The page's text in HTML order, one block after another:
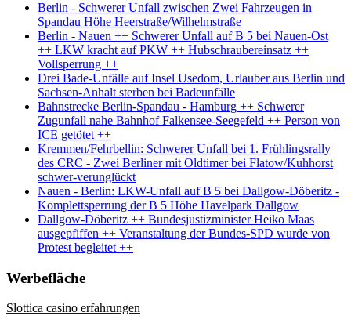
Berlin - Schwerer Unfall zwischen Zwei Fahrzeugen in
Spandau Höhe Heerstraße/Wilhelmstraße
Berlin - Nauen ++ Schwerer Unfall auf B 5 bei Nauen-Ost
++ LKW kracht auf PKW ++ Hubschraubereinsatz ++
Vollsperrung ++
Drei Bade-Unfälle auf Insel Usedom, Urlauber aus Berlin und
Sachsen-Anhalt sterben bei Badeunfälle
Bahnstrecke Berlin-Spandau - Hamburg ++ Schwerer
Zugunfall nahe Bahnhof Falkensee-Seegefeld ++ Person von
ICE getötet ++
Kremmen/Fehrbellin: Schwerer Unfall bei 1. Frühlingsrally
des CRC - Zwei Berliner mit Oldtimer bei Flatow/Kuhhorst
schwer-verunglückt
Nauen - Berlin: LKW-Unfall auf B 5 bei Dallgow-Döberitz -
Komplettsperrung der B 5 Höhe Havelpark Dallgow
Dallgow-Döberitz ++ Bundesjustizminister Heiko Maas
ausgepfiffen ++ Veranstaltung der Bundes-SPD wurde von
Protest begleitet ++
Werbefläche
Slottica casino erfahrungen